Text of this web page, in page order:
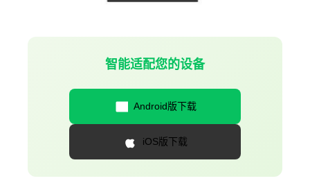
智能适配您的设备
Android版下载
iOS版下载